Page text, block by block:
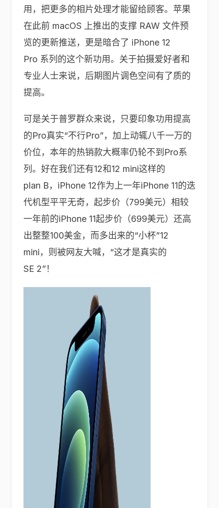
用，把更多的相片处理才能留给顾客。苹果
在此前 macOS 上推出的支撑 RAW 文件预
览的更新推送，更是暗合了 iPhone 12
Pro 系列的这个新功用。关于拍摄爱好者和
专业人士来说，后期图片调色空间有了质的
提高。
可是关于普罗群众来说，只要印象功用提高
的Pro真实“不行Pro”，加上动辄八千一万的
价位，本年的热销款大概率仍轮不到Pro系
列。好在我们还有12和12 mini这样的
plan B，iPhone 12作为上一年iPhone 11的迭
代机型平平无奇，起步价（799美元）相较
一年前的iPhone 11起步价（699美元）还高
出整整100美金，而多出来的“小杯”12
mini，则被网友大喊，“这才是真实的
SE 2”！